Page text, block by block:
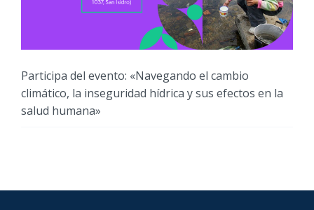
Participa del evento: «Navegando el cambio
climático, la inseguridad hídrica y sus efectos en la
salud humana»